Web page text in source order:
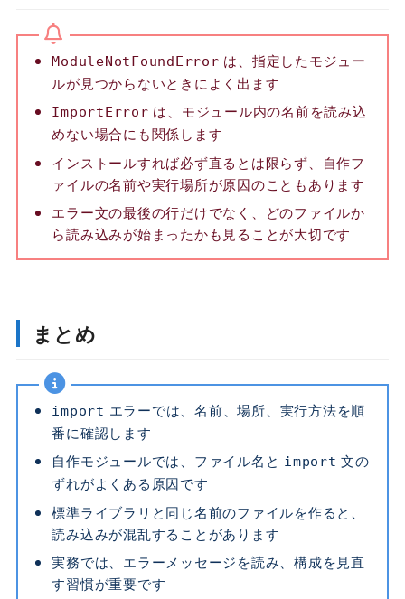
ModuleNotFoundError は、指定したモジュー
ルが見つからないときによく出ます
ImportError は、モジュール内の名前を読み込
めない場合にも関係します
インストールすれば必ず直るとは限らず、自作フ
ァイルの名前や実行場所が原因のこともあります
エラー文の最後の行だけでなく、どのファイルか
ら読み込みが始まったかも見ることが大切です
まとめ
import エラーでは、名前、場所、実行方法を順
番に確認します
自作モジュールでは、ファイル名と import 文の
ずれがよくある原因です
標準ライブラリと同じ名前のファイルを作ると、
読み込みが混乱することがあります
実務では、エラーメッセージを読み、構成を見直
す習慣が重要です